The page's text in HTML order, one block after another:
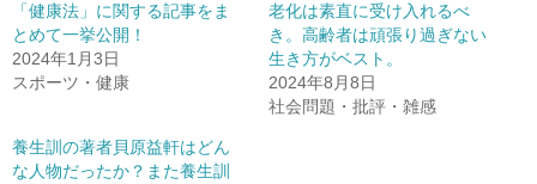
「健康法」に関する記事をま
とめて一挙公開！
2024年1月3日
スポーツ・健康
老化は素直に受け入れるべ
き。高齢者は頑張り過ぎない
生き方がベスト。
2024年8月8日
社会問題・批評・雑感
養生訓の著者貝原益軒はどん
な人物だったか？また養生訓